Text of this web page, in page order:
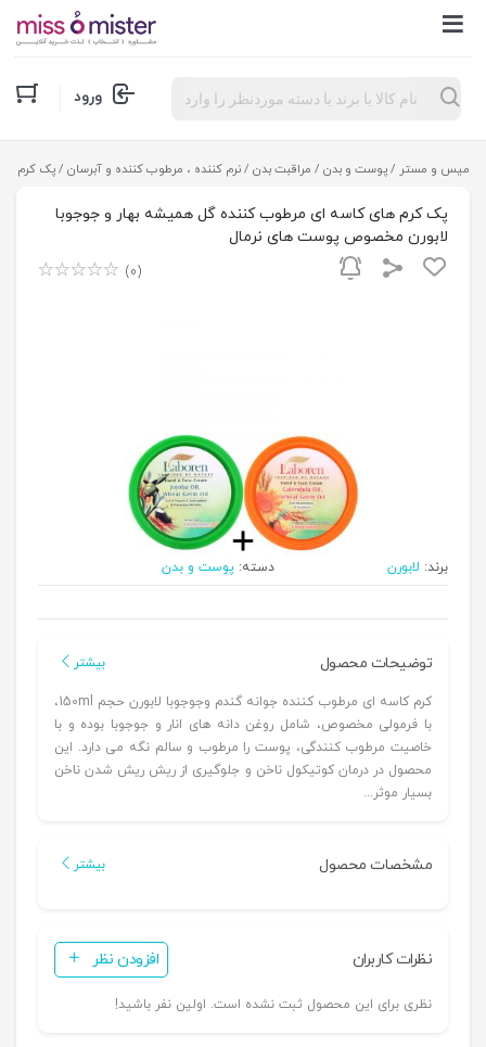
Products
search ورود
میس و مستر /پوست و بدن / مراقبت بدن /نرم کننده ، مرطوب کننده و آبرسان / پک کرم
پک کرم های کاسه ای مرطوب کننده گل همیشه بهار و جوجوبا
لابورن مخصوص پوست های نرمال
(0)
برند: لابورن دسته: پوست و بدن
توضیحات محصول بیشتر
کرم کاسه ای مرطوب کننده جوانه گندم وجوجوبا لابورن حجم 150ml،
با فرمولی مخصوص، شامل روغن دانه های انار و جوجوبا بوده و با
خاصیت مرطوب کنندگی، پوست را مرطوب و سالم نگه می دارد. این
محصول در درمان کوتیکول ناخن و جلوگیری از ریش ریش شدن ناخن
بسیار موثر...
مشخصات محصول بیشتر
نظرات کاربران افزودن نظر
نظری برای این محصول ثبت نشده است. اولین نفر باشید!